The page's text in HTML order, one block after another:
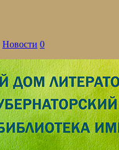
Новости 0